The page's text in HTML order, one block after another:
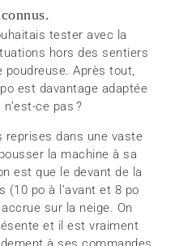
tester avec la
hors des sentiers
poudreuse. Après tout,
est davantage adaptée
ce pas ?
reprises dans une vaste
la machine à sa
est que le devant de la
(10 po à l’avant et 8 po
sur la neige. On
et il est vraiment